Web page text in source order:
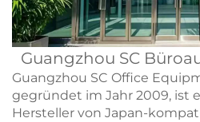
Guangzhou SC
Guangzhou SC Office
gegründet im Jahr 2009, ist
Hersteller von Japan-